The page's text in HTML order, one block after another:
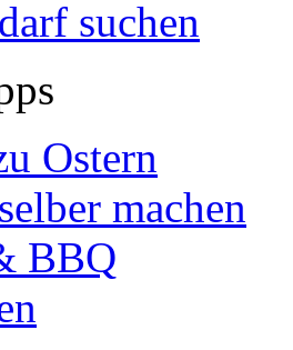
suchen
Ostern
machen
BBQ